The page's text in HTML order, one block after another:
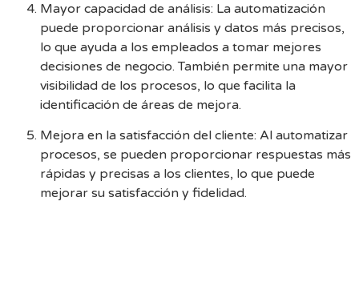
Mayor capacidad de análisis: La automatización
puede proporcionar análisis y datos más precisos,
lo que ayuda a los empleados a tomar mejores
decisiones de negocio. También permite una mayor
visibilidad de los procesos, lo que facilita la
identificación de áreas de mejora.
Mejora en la satisfacción del cliente: Al automatizar
procesos, se pueden proporcionar respuestas más
rápidas y precisas a los clientes, lo que puede
mejorar su satisfacción y fidelidad.